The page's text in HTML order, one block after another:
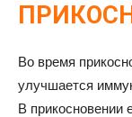
Во время
улучшается
В прикосновении